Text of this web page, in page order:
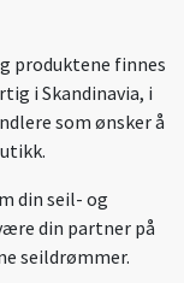
produktene finnes
i Skandinavia, i
som ønsker å
din seil- og
din partner på
seildrømmer.